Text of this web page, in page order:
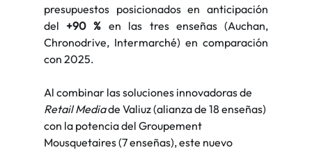
presupuestos posicionados en anticipación
del +90 % en las tres enseñas (Auchan,
Chronodrive, Intermarché) en comparación
con 2025.
Al combinar las soluciones innovadoras de
Retail Media de Valiuz (alianza de 18 enseñas)
con la potencia del Groupement
Mousquetaires (7 enseñas), este nuevo